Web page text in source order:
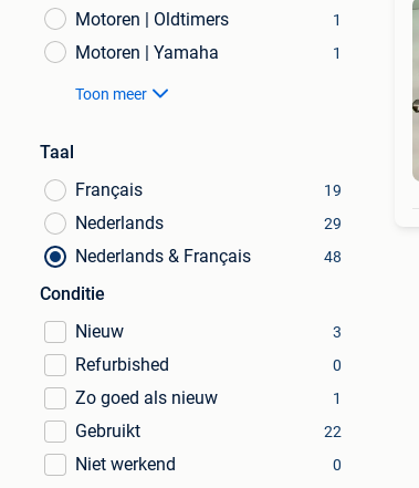
Motoren | Oldtimers 1
Motoren | Yamaha 1
Toon meer
Taal
Français
19
Nederlands 29
Nederlands & Français 48
Conditie
Nieuw
3
Refurbished 0
Zo goed als nieuw 1
Gebruikt 22
Niet werkend 0